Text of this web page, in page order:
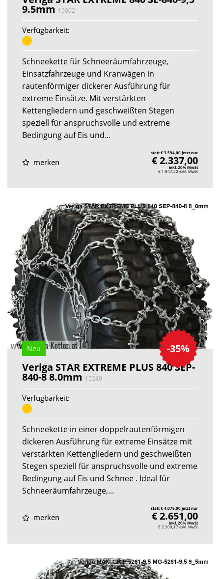
9.5mm 15002
Verfügbarkeit:
Schneekette für Schneeräumfahrzeuge,
Einsatzfahrzeuge und Kranwägen in
rautenförmiger dickerer Ausführung für
extreme Einsätze. Mit verstärkten
Kettengliedern und geschweißten Stegen
speziell für anspruchsvolle und extreme
Bedingung auf Eis und...
merken
statt € 3.594,00 jetzt nur
€ 2.337,00
inkl. 20% MwSt
€ 1.947,50exkl. MwSt
-35%
Neu
Veriga STAR EXTREME PLUS 840 SEP-
840-8 8.0mm 15249
Verfügbarkeit:
Schneekette in einer doppelrautenförmigen
dickeren Ausführung für extreme Einsätze mit
verstärkten Kettengliedern und geschweißten
Stegen speziell für anspruchsvolle und extreme
Bedingung auf Eis und Schnee . Ideal für
Schneeräumfahrzeuge,...
merken
statt € 4.078,00 jetzt nur
€ 2.651,00
inkl. 20% MwSt
€ 2.209,17exkl. MwSt